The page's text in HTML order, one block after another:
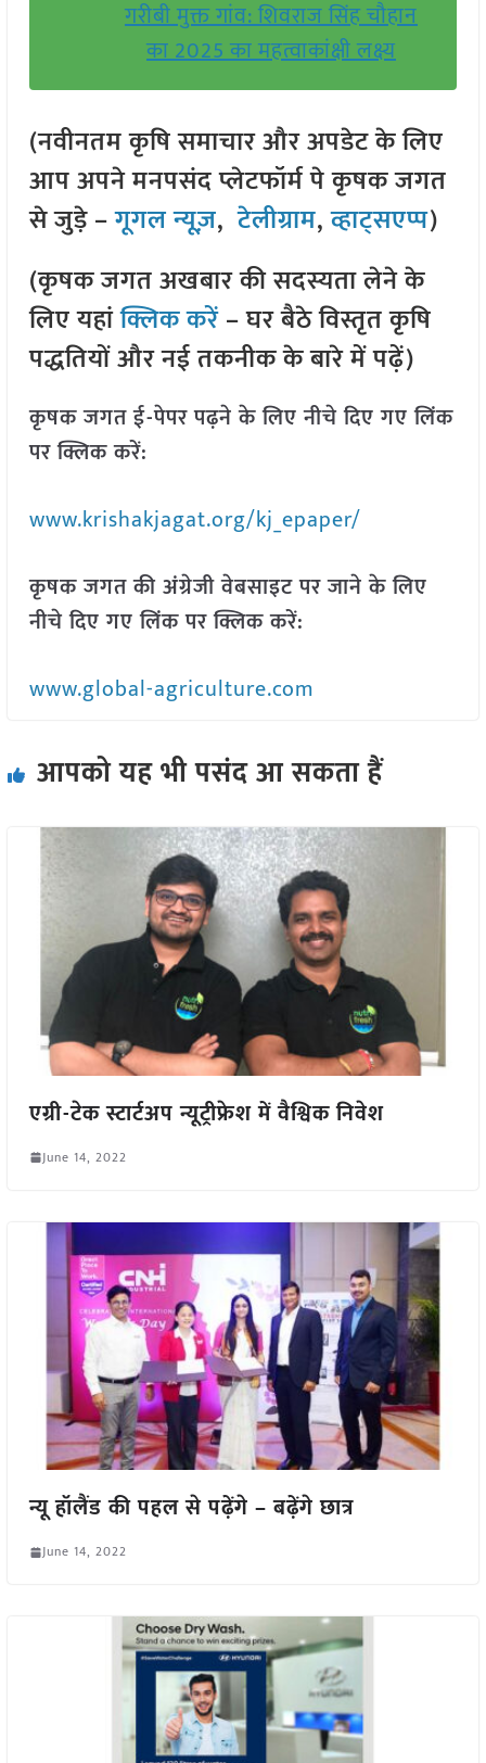
गरीबी मुक्त गांव: शिवराज सिंह चौहान
का 2025 का महत्वाकांक्षी लक्ष्य
(नवीनतम कृषि समाचार और अपडेट के लिए
आप अपने मनपसंद प्लेटफॉर्म पे कृषक जगत
से जुड़े –गूगल न्यूज़,टेलीग्राम,व्हाट्सएप्प)
(कृषक जगत अखबार की सदस्यता लेने के
लिए यहांक्लिक करें– घर बैठे विस्तृत कृषि
पद्धतियों और नई तकनीक के बारे में पढ़ें)
कृषक जगत ई-पेपर पढ़ने के लिए नीचे दिए गए लिंक
पर क्लिक करें:
www.krishakjagat.org/kj_epaper/
कृषक जगत की अंग्रेजी वेबसाइट पर जाने के लिए
नीचे दिए गए लिंक पर क्लिक करें:
www.global-agriculture.com
आपको यह भी पसंद आ सकता हैं
एग्री-टेक स्टार्टअप न्यूट्रीफ्रेश में वैश्विक निवेश
June 14, 2022
न्यू हॉलैंड की पहल से पढ़ेंगे – बढ़ेंगे छात्र
June 14, 2022